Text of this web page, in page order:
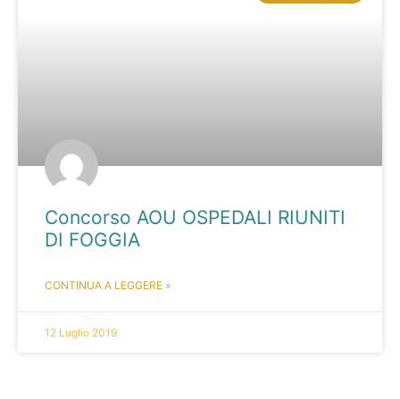
Concorso AOU OSPEDALI RIUNITI
DI FOGGIA
CONTINUA A LEGGERE »
12 Luglio 2019